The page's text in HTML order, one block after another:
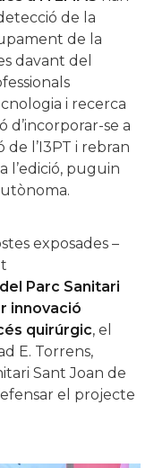
de la
de la
davant del
i recerca
d’incorporar-se a
de l’I3PT i rebran
l’edició, puguin
Parc Sanitari
innovació
quirúrgic, el
E. Torrens,
Sant Joan de
el projecte